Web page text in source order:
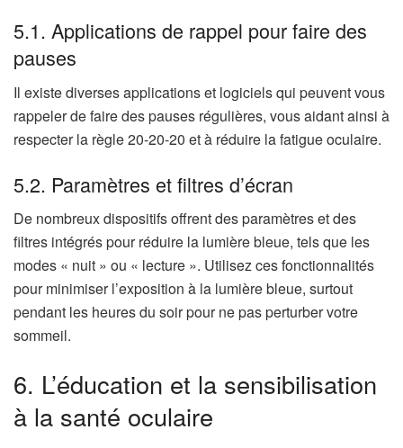
5.1. Applications de rappel pour faire des
pauses
Il existe diverses applications et logiciels qui peuvent vous
rappeler de faire des pauses régulières, vous aidant ainsi à
respecter la règle 20-20-20 et à réduire la fatigue oculaire.
5.2. Paramètres et filtres d’écran
De nombreux dispositifs offrent des paramètres et des
filtres intégrés pour réduire la lumière bleue, tels que les
modes « nuit » ou « lecture ». Utilisez ces fonctionnalités
pour minimiser l’exposition à la lumière bleue, surtout
pendant les heures du soir pour ne pas perturber votre
sommeil.
6. L’éducation et la sensibilisation
à la santé oculaire